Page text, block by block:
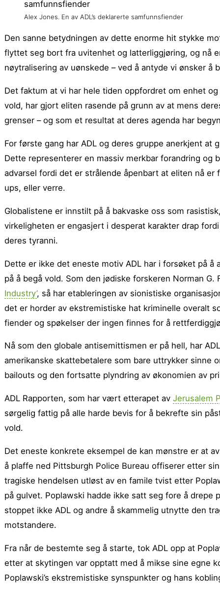
Alex Jones. En av ADL’s deklarerte samfunnsfiender
Den sanne betydningen av dette enorme hit stykke
flyttet seg bort fra uvitenhet og latterliggjøring, og nå
nøytralisering av uønskede – ved å antyde vi ønsker
Det faktum at vi har hele tiden oppfordret om enhet
vold, har gjort eliten rasende på grunn av at mens
grenser – og som et resultat at deres agenda har
For første gang har ADL og deres gruppe anerkjent
Dette representerer en massiv merkbar forandring
advarsel fordi det er strålende åpenbart at eliten nå
ups, eller verre.
Globalistene er innstilt på å bakvaske oss som
virkeligheten er engasjert i desperat karakter drap
deres tyranni.
Dette er ikke det eneste motiv ADL har i forsøket på
på å begå vold. Som den jødiske forskeren Norman
Industry’, så har etableringen av sionistiske
det er horder av ekstremistiske hat kriminelle overalt
fiender og spøkelser der ingen finnes for å
Nå som den globale antisemittismen er på hell, har
amerikanske skattebetalere som bare uttrykker sinne
bailouts og den fortsatte plyndring av økonomien av
ADL Rapporten, som har vært etterapet av Jerusalem
sørgelig fattig på alle harde bevis for å bekrefte sin
vold.
Det eneste konkrete eksempel de kan mønstre er at
å plaffe ned Pittsburgh Police Bureau offiserer etter
tragiske hendelsen utløst av en famile tvist etter
på gulvet. Poplawski hadde ikke satt seg fore å
stoppet ikke ADL og andre å skammelig utnytte den
motstandere.
Fra når de bestemte seg å starte, tok ADL opp at
etter at skytingen var opptatt med å mikse sine egne
Poplawski’s ekstremistiske synspunkter og hans